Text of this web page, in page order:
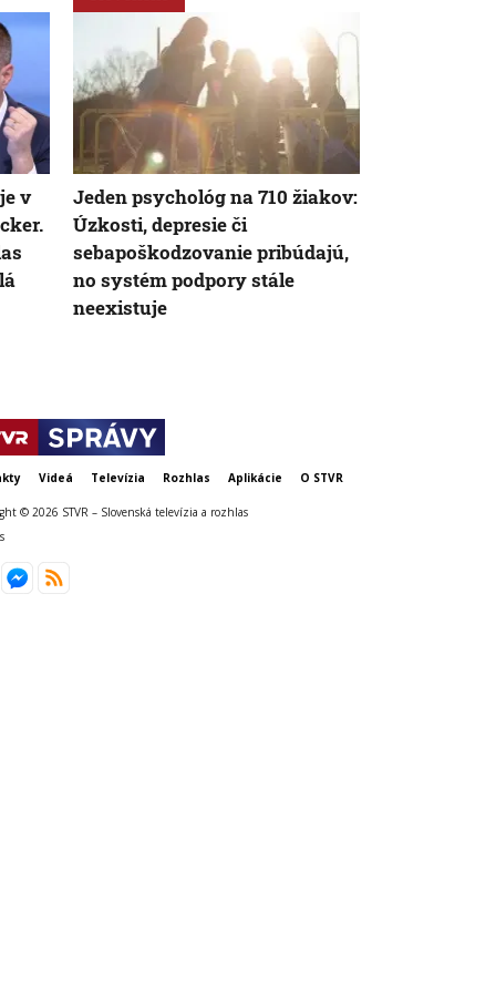
v
Jeden psychológ na 710 žiakov:
Úzkosti, depresie či
sebapoškodzovanie pribúdajú,
no systém podpory stále
neexistuje
Videá Televízia Rozhlas Aplikácie O STVR
© 2026 STVR – Slovenská televízia a rozhlas